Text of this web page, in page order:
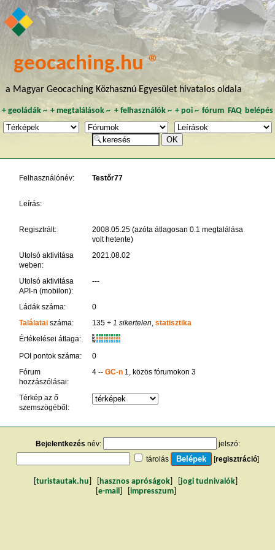
geocaching.hu ®
a Magyar Geocaching Közhasznú Egyesület hivatalos oldala
+ geoládák~ +megtalálások ~ + felhasználók~ + poi~ fórum FAQ belépés
Felhasználónév: Testőr77
Leírás:
Regisztrált:
2008.05.25 (azóta átlagosan 0.1 megtalálása
volt hetente)
Utolsó aktivitása
weben:
2021.08.02
Utolsó aktivitása
API-n (mobilon):
---
Ládák száma:
0
Találataiszáma: 135+ 1 sikertelen statisztika
Értékelései átlaga:
K
R
W
POI pontok száma:
0
Fórum
hozzászólásai:
4 -- GC-n1, közös fórumokon 3
Térkép az ő
szemszögéből:
Bejelentkezés név:
jelszó:
tárolás
[regisztráció]
turistautak.hu hasznos apróságok jogi tudnivalók
e-mail impresszum]